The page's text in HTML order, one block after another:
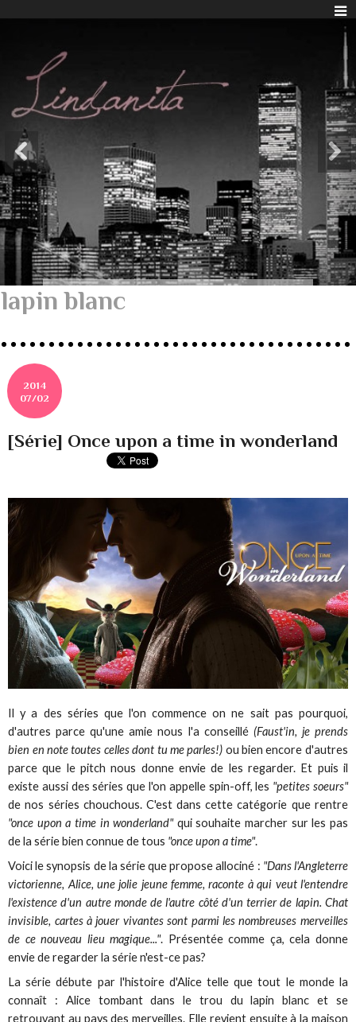
lapin blanc
2014
07/02
[Série] Once upon a time in wonderland
Il y a des séries que l'on commence on ne sait pas pourquoi,
d'autres parce qu'une amie nous l'a conseillé (Faust'in, je prends
bien en note toutes celles dont tu me parles!) ou bien encore d'autres
parce que le pitch nous donne envie de les regarder. Et puis il
existe aussi des séries que l'on appelle spin-off, les "petites soeurs"
de nos séries chouchous. C'est dans cette catégorie que rentre
"once upon a time in wonderland"qui souhaite marcher sur les pas
de la série bien connue de tous "once upon a time".
Voici le synopsis de la série que propose allociné : "Dans l'Angleterre
victorienne, Alice, une jolie jeune femme, raconte à qui veut l'entendre
l'existence d'un autre monde de l'autre côté d'un terrier de lapin. Chat
invisible, cartes à jouer vivantes sont parmi les nombreuses merveilles
de ce nouveau lieu magique...". Présentée comme ça, cela donne
envie de regarder la série n'est-ce pas?
La série débute par l'histoire d'Alice telle que tout le monde la
connaît : Alice tombant dans le trou du lapin blanc et se
retrouvant au pays des merveilles. Elle revient ensuite à la maison